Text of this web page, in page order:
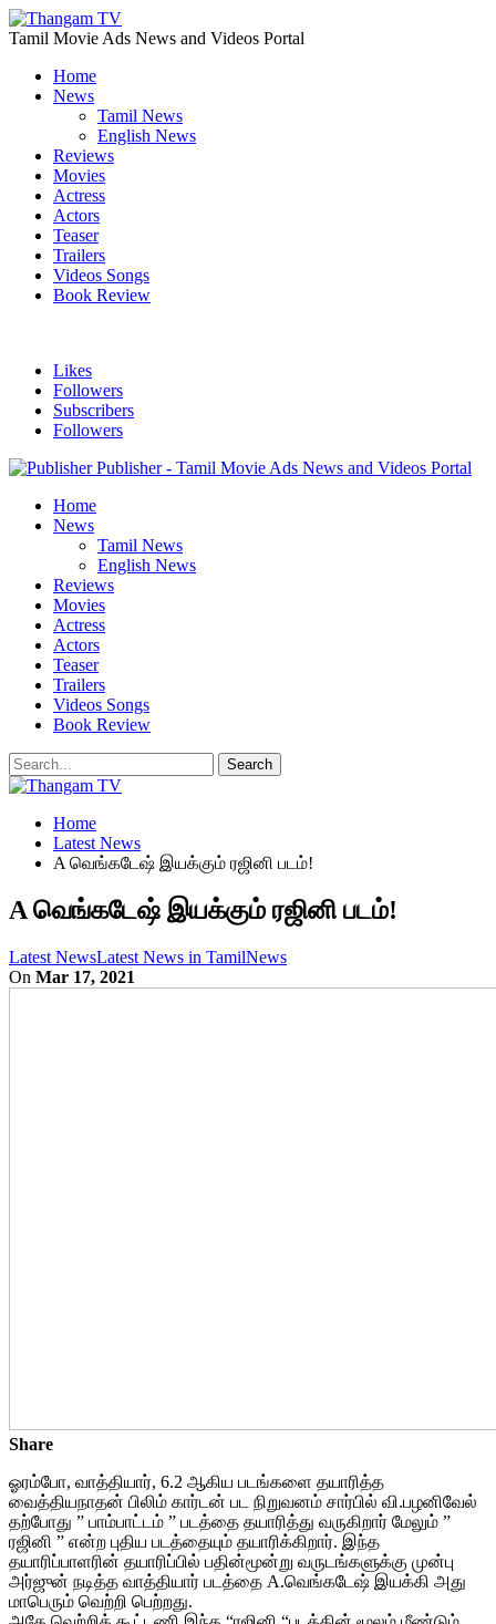
Tamil Movie Ads News and Videos Portal
Home
News
Tamil News
English News
Reviews
Movies
Actress
Actors
Teaser
Trailers
Videos Songs
Book Review
Likes
Followers
Subscribers
Followers
Publisher - Tamil Movie Ads News and Videos Portal
Home
News
Tamil News
English News
Reviews
Movies
Actress
Actors
Teaser
Trailers
Videos Songs
Book Review
Home
Latest News
A வெங்கடேஷ் இயக்கும் ரஜினி படம்!
A வெங்கடேஷ் இயக்கும் ரஜினி படம்!
Latest NewsLatest News in TamilNews
On Mar 17, 2021
Share
ஓரம்போ, வாத்தியார், 6.2 ஆகிய படங்களை தயாரித்த
வைத்தியநாதன் பிலிம் கார்டன் பட நிறுவனம் சார்பில் வி.பழனிவேல்
தற்போது ” பாம்பாட்டம் ” படத்தை தயாரித்து வருகிறார் மேலும் ”
ரஜினி ” என்ற புதிய படத்தையும் தயாரிக்கிறார். இந்த
தயாரிப்பாளரின் தயாரிப்பில் பதின்மூன்று வருடங்களுக்கு முன்பு
அர்ஜுன் நடித்த வாத்தியார் படத்தை A.வெங்கடேஷ் இயக்கி அது
மாபெரும் வெற்றி பெற்றது.